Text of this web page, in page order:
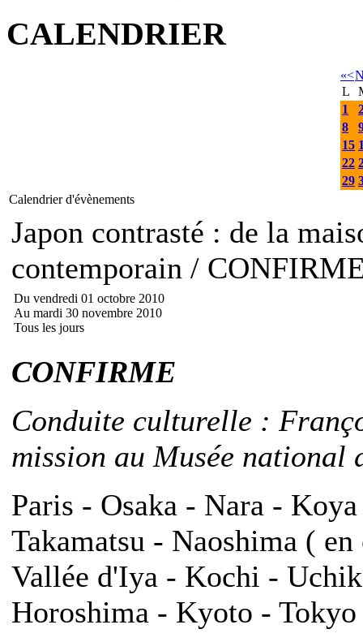
CALENDRIER
«<
L
1
8
15
22
29
Calendrier d'évènements
Japon contrasté : de la
contemporain /
Du vendredi 01 octobre 2010
Au mardi 30 novembre 2010
Tous les jours
CONFIRME
Conduite culturelle :
mission au Musée national
Paris - Osaka - Nara -
Takamatsu - Naoshima (
Vallée d'Iya - Kochi -
Horoshima - Kyoto -